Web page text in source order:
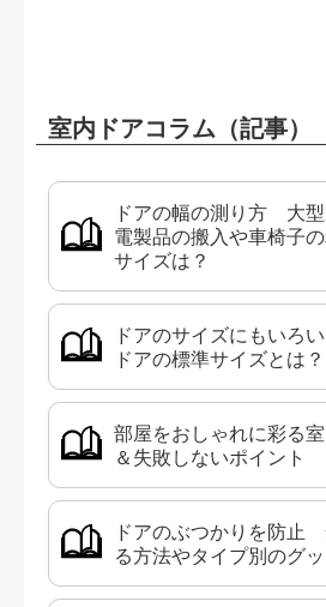
室内ドアコラム（記事）
ドアの幅の測り方 大
電製品の搬入や車椅子
サイズは？
ドアのサイズにもいろ
ドアの標準サイズとは？
部屋をおしゃれに彩る
＆失敗しないポイント
ドアのぶつかりを防止
る方法やタイプ別のグ